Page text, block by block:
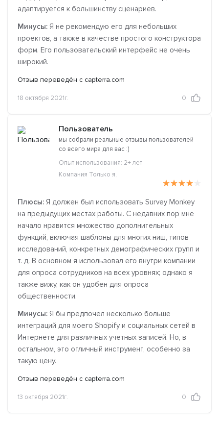
адаптируется к большинству сценариев.
Минусы: Я не рекомендую его для небольших
проектов, а также в качестве простого конструктора
форм. Его пользовательский интерфейс не очень
широкий.
Отзыв переведён с capterra.com
18 октября 2021г. 0
Пользователь
мы собрали реальные отзывы пользователей
со всего мира для вас :)
Опыт использования: 2+ лет
Компания Только я,
Плюсы: Я должен был использовать Survey Monkey
на предыдущих местах работы. С недавних пор мне
начало нравится множество дополнительных
функций, включая шаблоны для многих ниш, типов
исследований, конкретных демографических групп и
т. д. В основном я использовал его внутри компании
для опроса сотрудников на всех уровнях; однако я
также вижу, как он удобен для опроса
общественности.
Минусы: Я бы предпочел несколько больше
интеграций для моего Shopify и социальных сетей в
Интернете для различных учетных записей. Но, в
остальном, это отличный инструмент, особенно за
такую цену.
Отзыв переведён с capterra.com
13 октября 2021г. 0